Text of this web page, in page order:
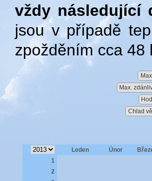
vždy následující
jsou v případě
zpožděním cca 48
Max.
Chlad
Leden Únor
1
2